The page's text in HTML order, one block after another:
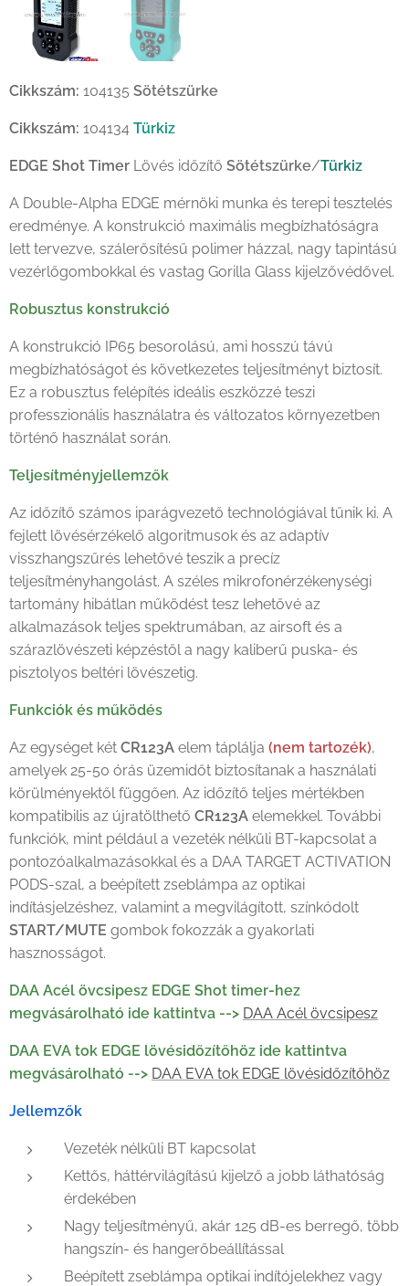
Cikkszám: 104135 Sötétszürke
Cikkszám: 104134 Türkiz
EDGE Shot Timer Lövés időzítő Sötétszürke/Türkiz
A Double-Alpha EDGE mérnöki munka és terepi tesztelés
eredménye. A konstrukció maximális megbízhatóságra
lett tervezve, szálerősítésű polimer házzal, nagy tapintású
vezérlőgombokkal és vastag Gorilla Glass kijelzővédővel.
Robusztus konstrukció
A konstrukció IP65 besorolású, ami hosszú távú
megbízhatóságot és következetes teljesítményt biztosít.
Ez a robusztus felépítés ideális eszközzé teszi
professzionális használatra és változatos környezetben
történő használat során.
Teljesítményjellemzők
Az időzítő számos iparágvezető technológiával tűnik ki. A
fejlett lövésérzékelő algoritmusok és az adaptív
visszhangszűrés lehetővé teszik a precíz
teljesítményhangolást. A széles mikrofonérzékenységi
tartomány hibátlan működést tesz lehetővé az
alkalmazások teljes spektrumában, az airsoft és a
szárazlövészeti képzéstől a nagy kaliberű puska- és
pisztolyos beltéri lövészetig.
Funkciók és működés
Az egységet két CR123A elem táplálja (nem tartozék),
amelyek 25-50 órás üzemidőt biztosítanak a használati
körülményektől függően. Az időzítő teljes mértékben
kompatibilis az újratölthető CR123A elemekkel. További
funkciók, mint például a vezeték nélküli BT-kapcsolat a
pontozóalkalmazásokkal és a DAA TARGET ACTIVATION
PODS-szal, a beépített zseblámpa az optikai
indításjelzéshez, valamint a megvilágított, színkódolt
START/MUTE gombok fokozzák a gyakorlati
hasznosságot.
DAA Acél övcsipesz EDGE Shot timer-hez
megvásárolható ide kattintva --> DAA Acél övcsipesz
DAA EVA tok EDGE lövésidőzítőhöz ide kattintva
megvásárolható --> DAA EVA tok EDGE lövésidőzítőhöz
Jellemzők
Vezeték nélküli BT kapcsolat
Kettős, háttérvilágítású kijelző a jobb láthatóság
érdekében
Nagy teljesítményű, akár 125 dB-es berregő, több
hangszín- és hangerőbeállítással
Beépített zseblámpa optikai indítójelekhez vagy